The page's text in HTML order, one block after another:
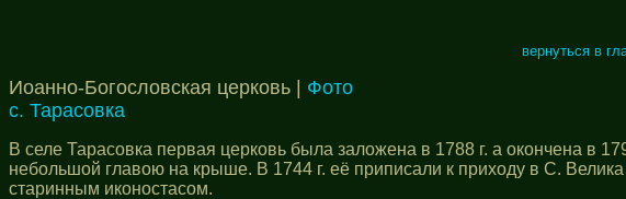
вернуться в
Иоанно-Богословская церковь | Фото
с. Тарасовка
В селе Тарасовка первая церковь была заложена в 1788 г. а окончена в
небольшой главою на крыше. В 1744 г. её приписали к приходу в С.
старинным иконостасом.